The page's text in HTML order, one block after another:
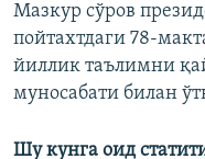
Мазкур сўров
пойтахтдаги 78-
йиллик таълимни
муносабати билан
Шу кунга оид